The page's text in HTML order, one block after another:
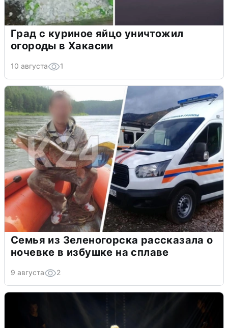
Град с куриное яйцо уничтожил
огороды в Хакасии
10 августа 1
Семья из Зеленогорска рассказала о
ночевке в избушке на сплаве
9 августа 2